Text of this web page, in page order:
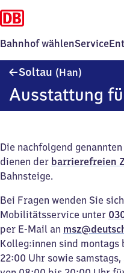
Bahnhof wählenService
Soltau (Han)
Ausstattung
Die nachfolgend
dienen der barrierefreien
Bahnsteige.
Bei Fragen wenden Sie
Mobilitätsservice unter
per E-Mail an
Kolleg:innen sind
22:00 Uhr sowie